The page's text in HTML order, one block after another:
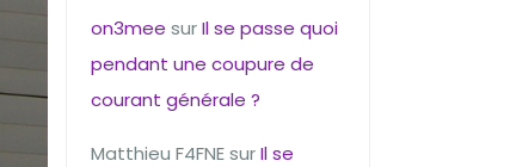
on3mee surIl se passe quoi
pendant une coupure de
courant générale ?
Matthieu F4FNEsurIl se